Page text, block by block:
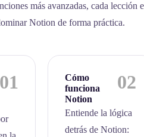
más avanzadas, cada lección
Notion de forma práctica.
01
Cómo
funciona
Notion
02
Entiende la lógica
detrás de Notion: